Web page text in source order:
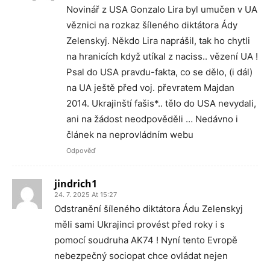
Novinář z USA Gonzalo Lira byl umučen v UA
věznici na rozkaz šíleného diktátora Ády
Zelenskyj. Někdo Lira naprášil, tak ho chytli
na hranicích když utíkal z naciss.. vězení UA !
Psal do USA pravdu-fakta, co se dělo, (i dál)
na UA ještě před voj. převratem Majdan
2014. Ukrajinští fašis*.. tělo do USA nevydali,
ani na žádost neodpověděli … Nedávno i
článek na neprovládním webu
Odpověď
jindrich1
24. 7. 2025 At 15:27
Odstranění šíleného diktátora Ádu Zelenskyj
měli sami Ukrajinci provést před roky i s
pomocí soudruha AK74 ! Nyní tento Evropě
nebezpečný sociopat chce ovládat nejen